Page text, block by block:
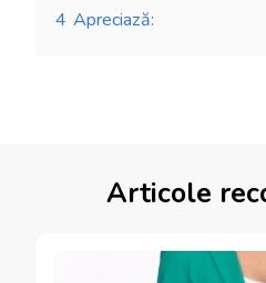
4 Apreciază:
Articole